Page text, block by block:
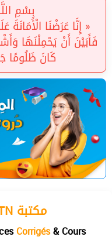
بِسْمِ
« إِنَّا عَرَضْنَا
فَأَبَيْنَ أَنْ يَحْمِلْنَهَا
كَانَ ظَلُومًا جَهُولًا
Librairie Devoir.TN مكتبة
Corrigés& Cours